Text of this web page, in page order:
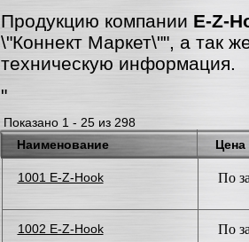
Продукцию компании E-Z-
\"Коннект Маркет\"", а так
техническую информация.
"
Показано 1 - 25 из 298
Наименование
Цена
1001 E-Z-Hook По
1002 E-Z-Hook По